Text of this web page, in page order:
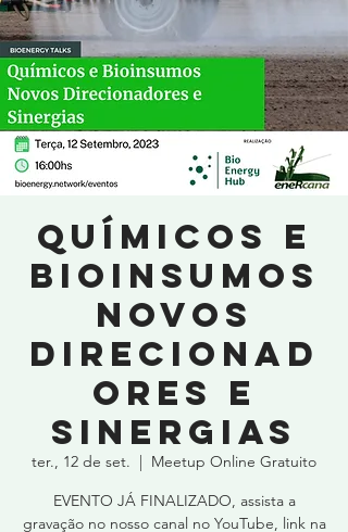
Químicos e
Bioinsumos
Novos
Direcionad
ores e
Sinergias
ter., 12 de set.
  |
Meetup Online Gratuito
EVENTO JÁ FINALIZADO, assista a
gravação no nosso canal no YouTube, link na